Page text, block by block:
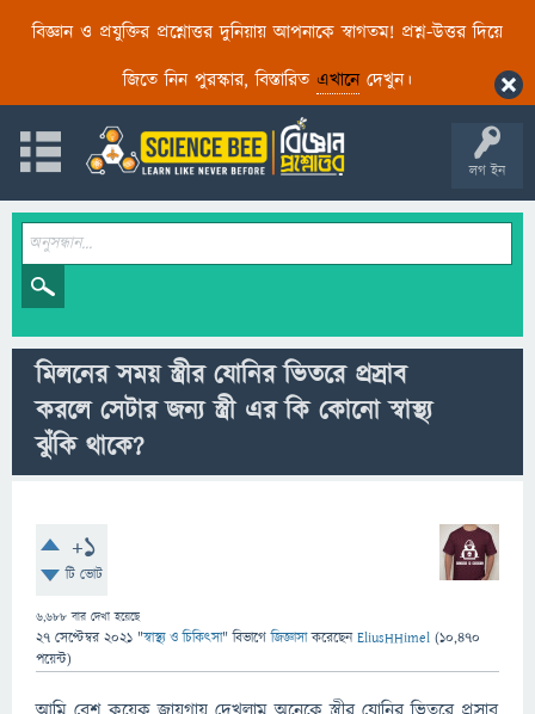
বিজ্ঞান ও প্রযুক্তির প্রশ্নোত্তর দুনিয়ায় আপনাকে স্বাগতম! প্রশ্ন-উত্তর দিয়ে
জিতে নিন পুরস্কার, বিস্তারিত এখানেদেখুন।
লগ ইন
মিলনের সময় স্ত্রীর যোনির ভিতরে প্রস্রাব
করলে সেটার জন্য স্ত্রী এর কি কোনো স্বাস্থ্য
ঝুঁকি থাকে?
+1
টি ভোট
6,688 বার দেখা হয়েছে
27 সেপ্টেম্বর 2021 "স্বাস্থ্য ও চিকিৎসা" বিভাগে জিজ্ঞাসাকরেছেনEliusHHimel (10,470
পয়েন্ট)